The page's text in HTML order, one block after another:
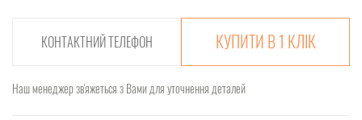
КУПИТИ В 1 КЛІК
Наш менеджер зв'яжеться з Вами для уточнення деталей